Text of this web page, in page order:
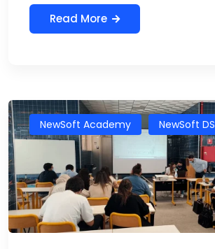
Read More
NewSoft Academy NewSoft DS